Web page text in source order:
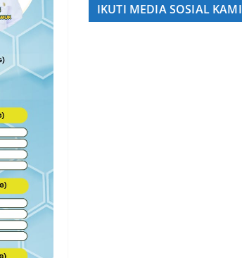
IKUTI MEDIA SOSIAL KAMI